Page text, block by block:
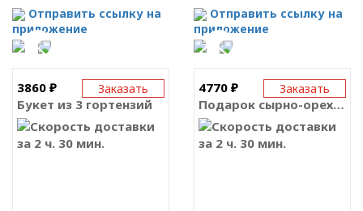
Отправить ссылку на
приложение
Отправить ссылку на
приложение
Заказать
4770 ₽
Подарок сырно-ореховый
за 2 ч. 30 мин.
Заказать
3860 ₽
Букет из 3 гортензий
за 2 ч. 30 мин.